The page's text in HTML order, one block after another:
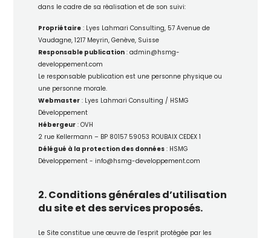
dans le cadre de sa réalisation et de son suivi:
Propriétaire: Lyes Lahmari Consulting, 57 Avenue de
Vaudagne, 1217 Meyrin, Genève, Suisse
Responsable publication: admin@hsmg-
developpement.com
Le responsable publication est une personne physique ou
une personne morale.
Webmaster: Lyes Lahmari Consulting / HSMG
Développement
Hébergeur: OVH
2 rue Kellermann – BP 80157 59053 ROUBAIX CEDEX 1
Délégué à la protection des données: HSMG
Développement - info@hsmg-developpement.com
2. Conditions générales d’utilisation
du site et des services proposés.
Le Site constitue une œuvre de l’esprit protégée par les